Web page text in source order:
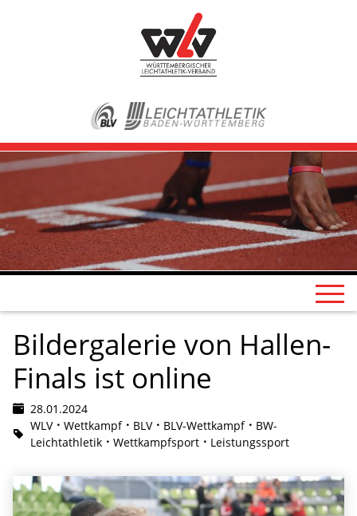
Bildergalerie von Hallen-
Finals ist online
28.01.2024
WLV
Wettkampf BLV BLV-Wettkampf
BW-
Leichtathletik
Wettkampfsport Leistungssport